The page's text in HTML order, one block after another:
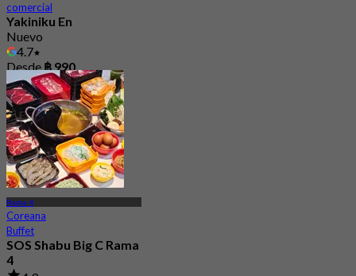
comercial
Yakiniku En
Nuevo
4.7
Desde฿ 990
Rama 4
Coreana
Buffet
SOS Shabu Big C Rama
4